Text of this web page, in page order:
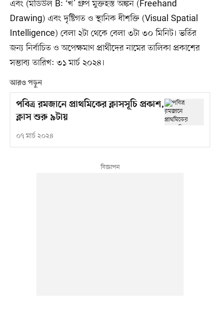
এবং (মডিউল B: ‘খ’ গ্রুপ মুক্তহস্ত অঙ্কন (Freehand
Drawing) এবং দৃষ্টিগত ও স্থানিক ধীশক্তি (Visual Spatial
Intelligence) বেলা ২টা থেকে বেলা ৩টা ৩০ মিনিট। ভর্তির
জন্য নির্বাচিত ও অপেক্ষমাণ প্রার্থীদের নামের তালিকা প্রকাশের
সম্ভাব্য তারিখ: ৩১ মার্চ ২০২৪।
আরও পড়ুন
পবিত্র রমজানে প্রাথমিকের ক্লাসসূচি প্রকাশ,
ক্লাস শুরু ৯টায়
০৭ মার্চ ২০২৪